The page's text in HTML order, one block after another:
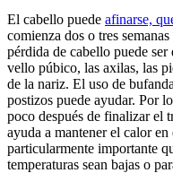
El cabello puede afinarse,
comienza dos o tres
pérdida de cabello puede
vello púbico, las axilas, las
de la nariz. El uso de
postizos puede ayudar. Por
poco después de finalizar el
ayuda a mantener el calor
particularmente importante
temperaturas sean bajas o